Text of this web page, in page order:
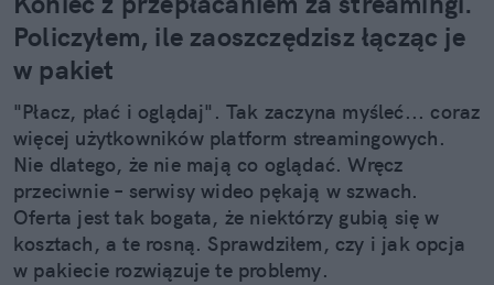
Policzyłem, ile zaoszczędzisz łącząc je
w pakiet
"Płacz, płać i oglądaj". Tak zaczyna myśleć... coraz
więcej użytkowników platform streamingowych.
Nie dlatego, że nie mają co oglądać. Wręcz
przeciwnie – serwisy wideo pękają w szwach.
Oferta jest tak bogata, że niektórzy gubią się w
kosztach, a te rosną. Sprawdziłem, czy i jak opcja
w pakiecie rozwiązuje te problemy.